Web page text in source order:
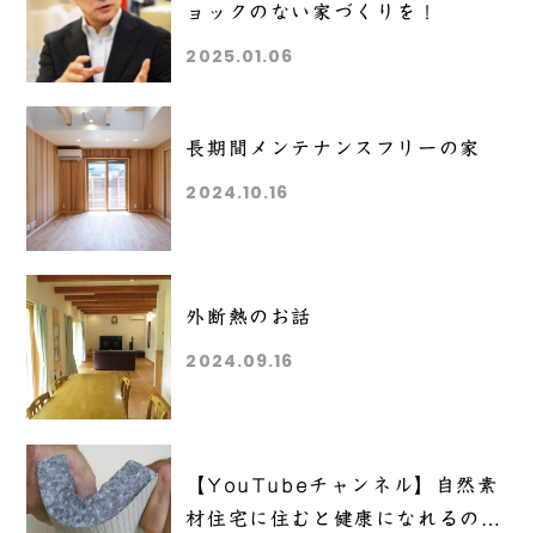
ョックのない家づくりを！
2025.01.06
長期間メンテナンスフリーの家
2024.10.16
外断熱のお話
2024.09.16
【YouTubeチャンネル】自然素
材住宅に住むと健康になれるの